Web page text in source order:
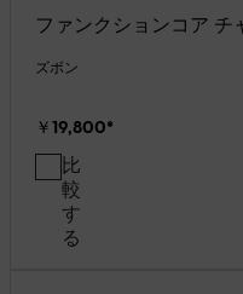
ファンクションコア チ
ズボン
￥19,800*
比
較
す
る